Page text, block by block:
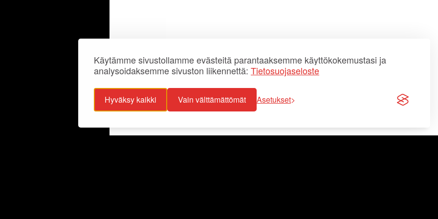
Käytämme sivustollamme evästeitä parantaaksemme käyttökokemustasi ja
analysoidaksemme sivuston liikennettä: Tietosuojaseloste
Hyväksy kaikki Vain välttämättömät Asetukset